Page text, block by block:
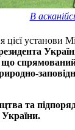
В
цієї установи
та
України.